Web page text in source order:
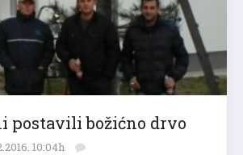
postavili božićno drvo
10:04h